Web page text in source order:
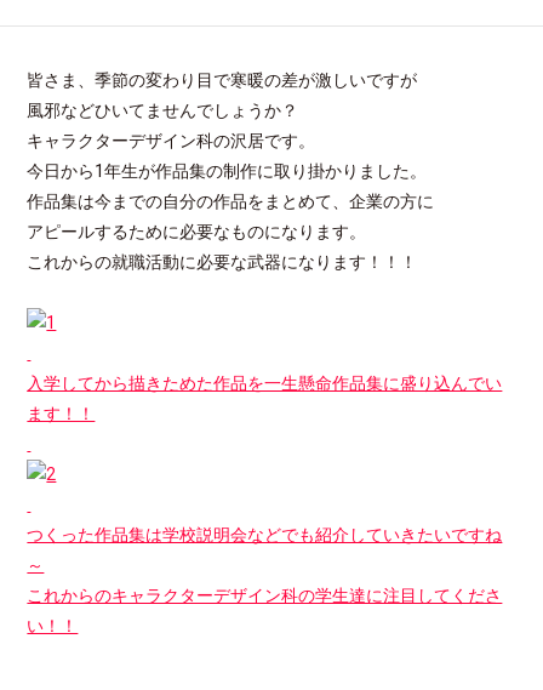
皆さま、季節の変わり目で寒暖の差が激しいですが
風邪などひいてませんでしょうか？
キャラクターデザイン科の沢居です。
今日から1年生が作品集の制作に取り掛かりました。
作品集は今までの自分の作品をまとめて、企業の方に
アピールするために必要なものになります。
これからの就職活動に必要な武器になります！！！
入学してから描きためた作品を一生懸命作品集に盛り込んでい
ます！！
つくった作品集は学校説明会などでも紹介していきたいですね
～
これからのキャラクターデザイン科の学生達に注目してくださ
い！！